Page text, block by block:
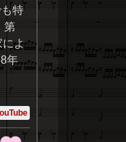
特
第
によ
年